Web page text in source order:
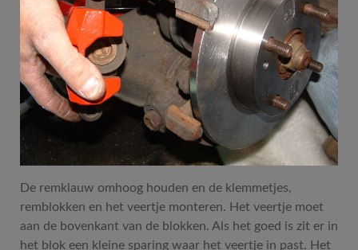
De remklauw omhoog houden en de klemmetjes,
remblokken en het veertje monteren. Het veertje moet
aan de bovenkant van de blokken. Als het goed is zit er in
het blok een kleine sparing waar het veertje in past. Het